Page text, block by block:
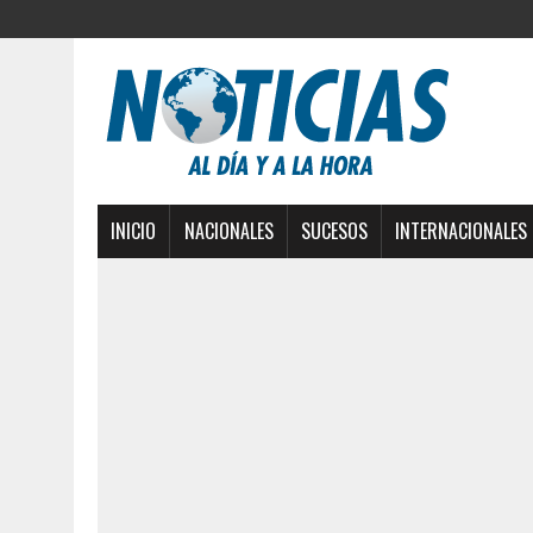
INICIO NACIONALES SUCESOS INTERNACIONALES